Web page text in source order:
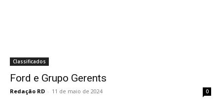
Classificados
Ford e Grupo Gerents
Redação RD - 11 de maio de 2024 0